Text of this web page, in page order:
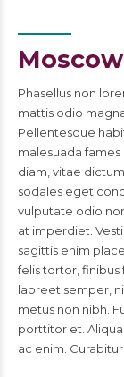
Phasellus non
mattis odio
Pellentesque
malesuada
diam, vitae
sodales eget
vulputate odio
at imperdiet.
sagittis enim
felis tortor, finibus
laoreet semper,
metus non nibh.
porttitor et.
ac enim.